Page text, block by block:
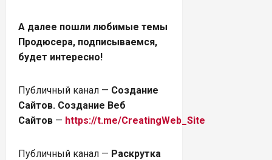
А далее пошли любимые темы
Продюсера, подписываемся,
будет интересно!
Публичный канал — Создание
Сайтов. Создание Веб
Сайтов — https://t.me/CreatingWeb_Site
Публичный канал — Раскрутка